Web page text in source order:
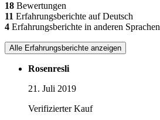
18 Bewertungen
11 Erfahrungsberichte auf Deutsch
4 Erfahrungsberichte in anderen Sprachen
Alle Erfahrungsberichte anzeigen
Rosenresli
21. Juli 2019
Verifizierter Kauf